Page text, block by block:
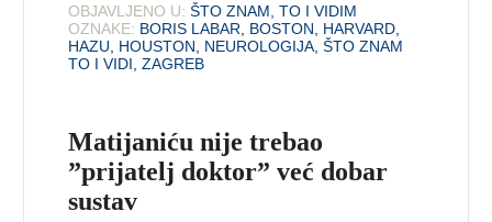
OBJAVLJENO U: ŠTO ZNAM, TO I VIDIM
OZNAKE: BORIS LABAR BOSTON HARVARD
HAZU
HOUSTON NEUROLOGIJA ,ŠTO ZNAM
TO I VIDI ,ZAGREB
Matijaniću nije trebao
”prijatelj doktor” već dobar
sustav